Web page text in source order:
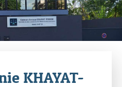
KHAYAT-